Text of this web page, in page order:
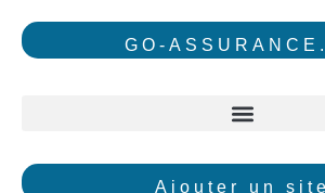
GO-
Ajouter un site